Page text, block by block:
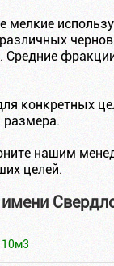
конкретных
размера.
нашим
целей.
10м3